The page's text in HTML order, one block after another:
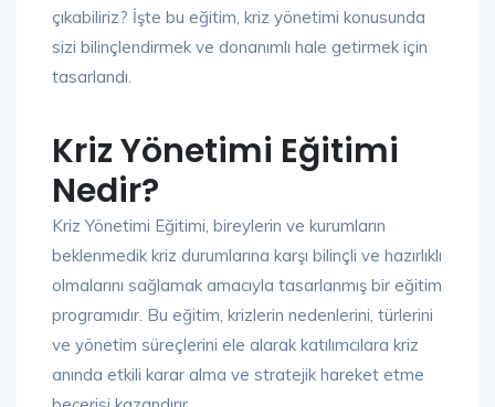
çıkabiliriz? İşte bu eğitim, kriz yönetimi konusunda
sizi bilinçlendirmek ve donanımlı hale getirmek için
tasarlandı.
Kriz Yönetimi Eğitimi
Nedir?
Kriz Yönetimi Eğitimi, bireylerin ve kurumların
beklenmedik kriz durumlarına karşı bilinçli ve hazırlıklı
olmalarını sağlamak amacıyla tasarlanmış bir eğitim
programıdır. Bu eğitim, krizlerin nedenlerini, türlerini
ve yönetim süreçlerini ele alarak katılımcılara kriz
anında etkili karar alma ve stratejik hareket etme